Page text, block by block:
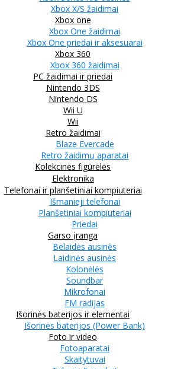
Xbox X/S žaidimai
Xbox one
Xbox One žaidimai
Xbox One priedai ir aksesuarai
Xbox 360
Xbox 360 žaidimai
PC žaidimai ir priedai
Nintendo 3DS
Nintendo DS
Wii U
Wii
Retro žaidimai
Blaze Evercade
Retro žaidimų aparatai
Kolekcinės figūrėlės
Elektronika
Telefonai ir planšetiniai kompiuteriai
Išmanieji telefonai
Planšetiniai kompiuteriai
Priedai
Garso įranga
Belaidės ausinės
Laidinės ausinės
Kolonėlės
Soundbar
Mikrofonai
FM radijas
Išorinės baterijos ir elementai
Išorinės baterijos (Power Bank)
Foto ir video
Fotoaparatai
Skaitytuvai